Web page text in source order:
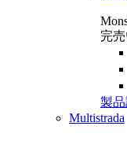
完
製
Multistrada